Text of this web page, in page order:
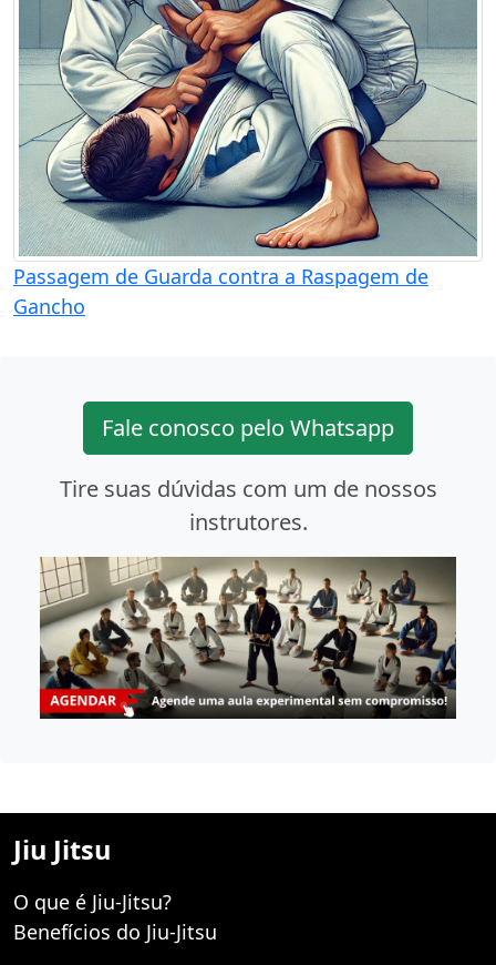
Passagem de Guarda contra a Raspagem de
Gancho
Fale conosco pelo Whatsapp
Tire suas dúvidas com um de nossos
instrutores.
Jiu Jitsu
O que é Jiu-Jitsu?
Benefícios do Jiu-Jitsu